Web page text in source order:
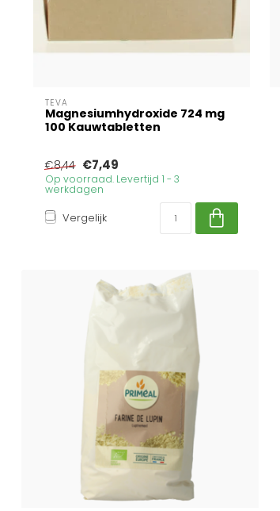
TEVA
Magnesiumhydroxide 724 mg
100 Kauwtabletten
€8,44 €7,49
Op voorraad. Levertijd 1 - 3
werkdagen
Vergelijk